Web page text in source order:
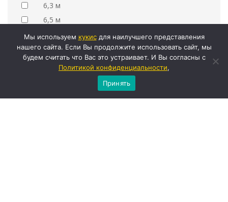
6,3 м
6,5 м
Ширина борта
2,4 м
Грузоподъемность стрелы
8 т
Мы используем кукиcдля наилучшего представления
нашего сайта. Если Вы продолжите использовать сайт, мы
будем считать что Вас это устраивает. И Вы согласны с
Политикой конфиденциальности,
Принять